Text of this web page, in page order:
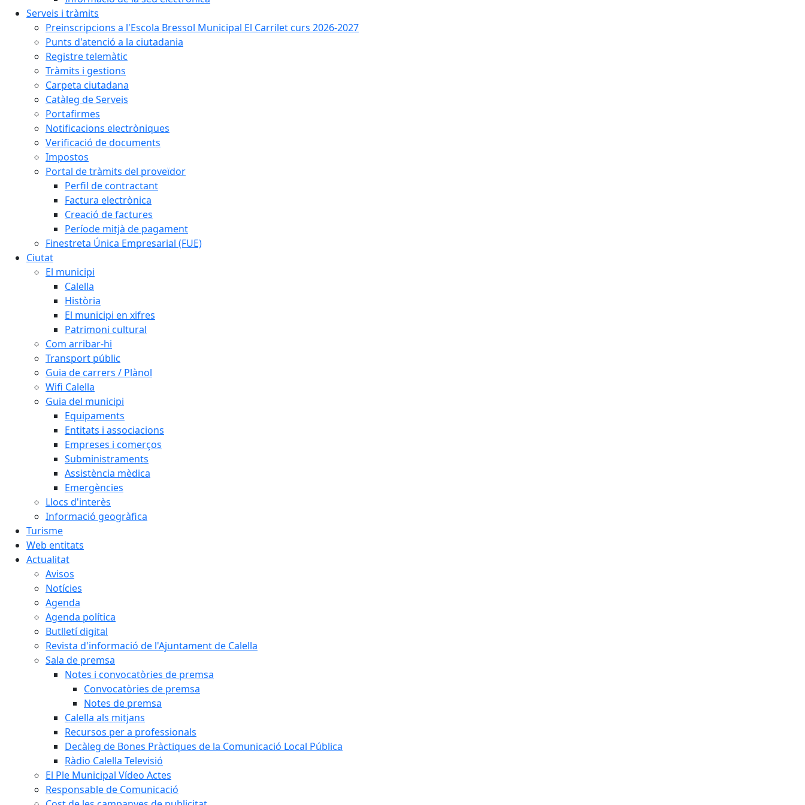
Serveis i tràmits
Preinscripcions a l'Escola Bressol Municipal El Carrilet curs 2026-2027
Punts d'atenció a la ciutadania
Registre telemàtic
Tràmits i gestions
Carpeta ciutadana
Catàleg de Serveis
Portafirmes
Notificacions electròniques
Verificació de documents
Impostos
Portal de tràmits del proveïdor
Perfil de contractant
Factura electrònica
Creació de factures
Període mitjà de pagament
Finestreta Única Empresarial (FUE)
Ciutat
El municipi
Calella
Història
El municipi en xifres
Patrimoni cultural
Com arribar-hi
Transport públic
Guia de carrers / Plànol
Wifi Calella
Guia del municipi
Equipaments
Entitats i associacions
Empreses i comerços
Subministraments
Assistència mèdica
Emergències
Llocs d'interès
Informació geogràfica
Turisme
Web entitats
Actualitat
Avisos
Notícies
Agenda
Agenda política
Butlletí digital
Revista d'informació de l'Ajuntament de Calella
Sala de premsa
Notes i convocatòries de premsa
Convocatòries de premsa
Notes de premsa
Calella als mitjans
Recursos per a professionals
Decàleg de Bones Pràctiques de la Comunicació Local Pública
Ràdio Calella Televisió
El Ple Municipal Vídeo Actes
Responsable de Comunicació